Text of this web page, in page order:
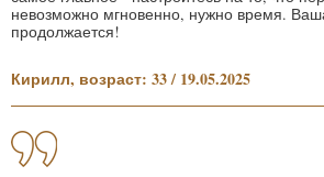
невозможно мгновенно, нужно время.
продолжается!
Кирилл, возраст: 33 / 19.05.2025